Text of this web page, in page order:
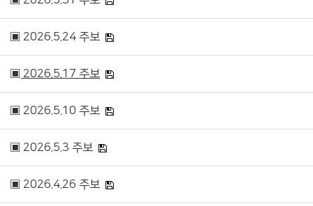
▣ 2026.5.24 주보
▣ 2026.5.17 주보
▣ 2026.5.10 주보
▣ 2026.5.3 주보
▣ 2026.4.26 주보